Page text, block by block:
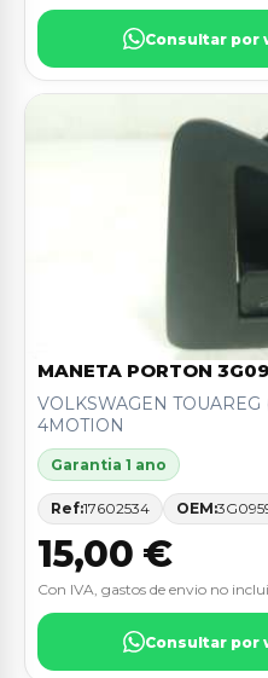
Consultar por
MANETA PORTON
VOLKSWAGEN TOUAREG
4MOTION
Garantia 1 ano
Ref:17602534 OEM:
15,00 €
Con IVA, gastos de envio no
Consultar por